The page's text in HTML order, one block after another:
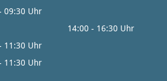
09:30 Uhr
- 16:30 Uhr
11:30 Uhr
11:30 Uhr